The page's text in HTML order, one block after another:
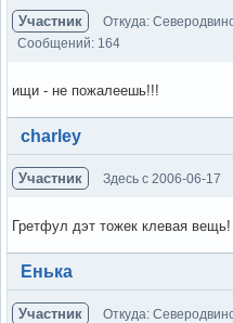
Участник Откуда:
Сообщений: 164
ищи - не пожалеешь!!!
Вне форума
charley
Участник Здесь с 2006-06-17
Гретфул дэт тожек клевая вещь!
Вне форума
Енька
Участник Откуда: